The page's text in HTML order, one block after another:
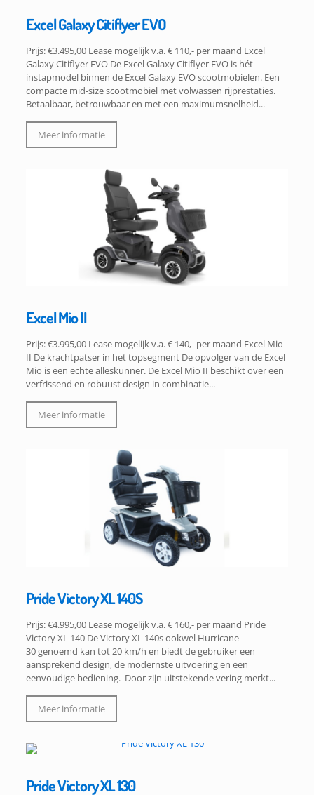
Excel Galaxy Citiflyer EVO
Prijs: €3.495,00 Lease mogelijk v.a. € 110,- per maand Excel
Galaxy Citiflyer EVO De Excel Galaxy Citiflyer EVO is hét
instapmodel binnen de Excel Galaxy EVO scootmobielen. Een
compacte mid-size scootmobiel met volwassen rijprestaties.
Betaalbaar, betrouwbaar en met een maximumsnelheid...
Meer informatie
Excel Mio II
Prijs: €3.995,00 Lease mogelijk v.a. € 140,- per maand Excel Mio
II De krachtpatser in het topsegment De opvolger van de Excel
Mio is een echte alleskunner. De Excel Mio II beschikt over een
verfrissend en robuust design in combinatie...
Meer informatie
Pride Victory XL 140S
Prijs: €4.995,00 Lease mogelijk v.a. € 160,- per maand Pride
Victory XL 140 De Victory XL 140s ookwel Hurricane
30 genoemd kan tot 20 km/h en biedt de gebruiker een
aansprekend design, de modernste uitvoering en een
eenvoudige bediening. Door zijn uitstekende vering merkt...
Meer informatie
Pride Victory XL 130